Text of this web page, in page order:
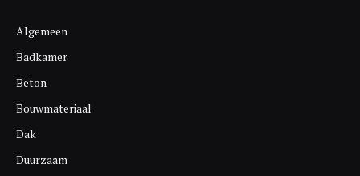
Algemeen
Badkamer
Beton
Bouwmateriaal
Dak
Duurzaam